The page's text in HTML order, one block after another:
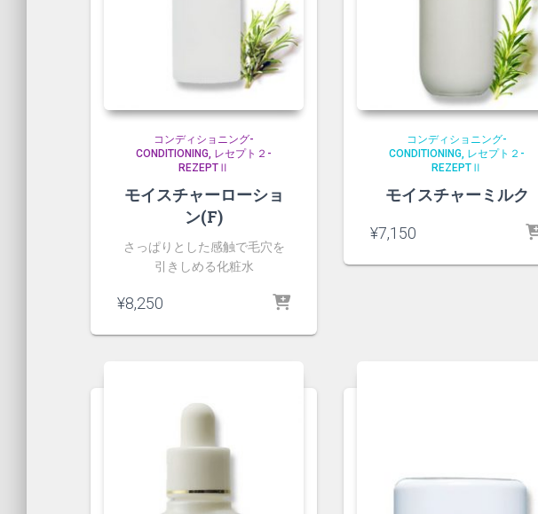
コンディショニング-
CONDITIONING レセプト２-
REZEPTⅡ
モイスチャーローショ
ン(F)
さっぱりとした感触で毛穴を
引きしめる化粧水
¥8,250
コンディショニング-
CONDITIONING レセプト２-
REZEPTⅡ
モイスチャーミルク
¥7,150